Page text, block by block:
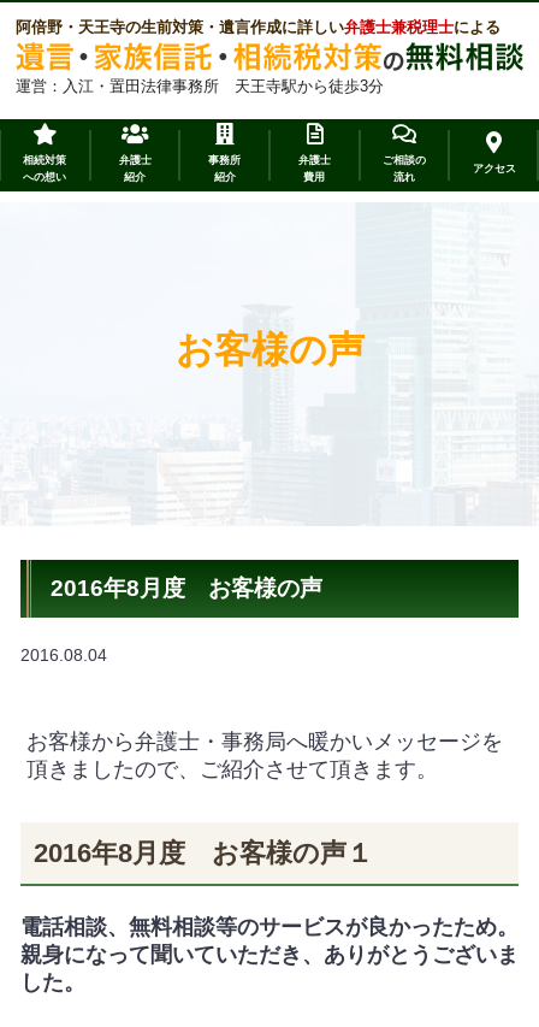
阿倍野・天王寺の生前対策・遺言作成に詳しい弁護士兼税理士による
運営：入江・置田法律事務所 天王寺駅から徒歩3分
相続対策
への想い
弁護士
紹介
事務所
紹介
弁護士
費用
ご相談の
流れ
アクセス
お客様の声
2016年8月度 お客様の声
2016.08.04
お客様から弁護士・事務局へ暖かいメッセージを
頂きましたので、ご紹介させて頂きます。
2016年8月度 お客様の声１
電話相談、無料相談等のサービスが良かったため。
親身になって聞いていただき、ありがとうございま
した。